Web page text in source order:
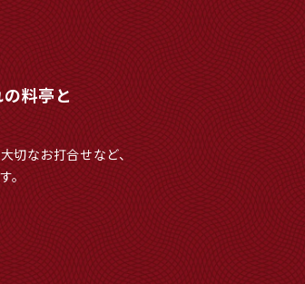
料亭と
切なお打合せなど、
。